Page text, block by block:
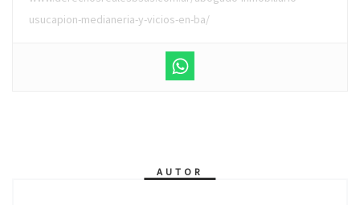
usucapion-medianeria-y-vicios-en-ba/
AUTOR